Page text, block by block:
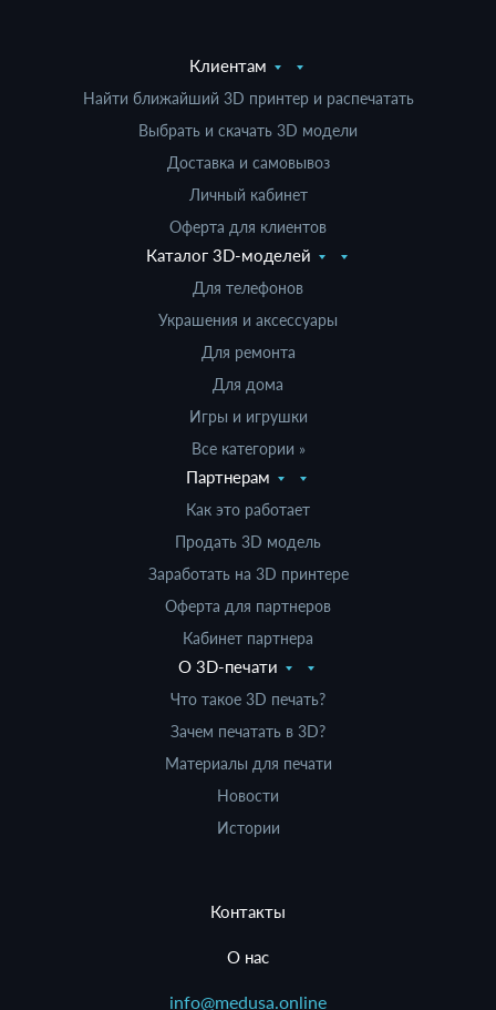
Клиентам
Найти ближайший 3D принтер и распечатать
Выбрать и скачать 3D модели
Доставка и самовывоз
Личный кабинет
Оферта для клиентов
Каталог 3D-моделей
Для телефонов
Украшения и аксессуары
Для ремонта
Для дома
Игры и игрушки
Все категории »
Партнерам
Как это работает
Продать 3D модель
Заработать на 3D принтере
Оферта для партнеров
Кабинет партнера
О 3D-печати
Что такое 3D печать?
Зачем печатать в 3D?
Материалы для печати
Новости
Истории
Контакты
О нас
info@medusa.online